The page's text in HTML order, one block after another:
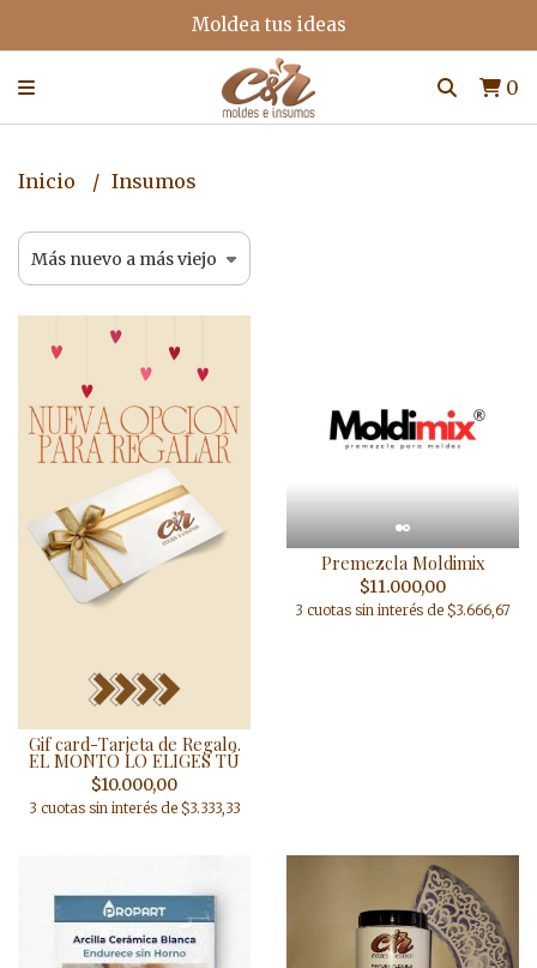
Moldea tus ideas
0
Inicio Insumos
Gif card-Tarjeta de Regalo.
EL MONTO LO ELIGES TÚ
$10.000,00
3 cuotas sin interés de $3.333,33
Premezcla Moldimix
$11.000,00
3 cuotas sin interés de $3.666,67